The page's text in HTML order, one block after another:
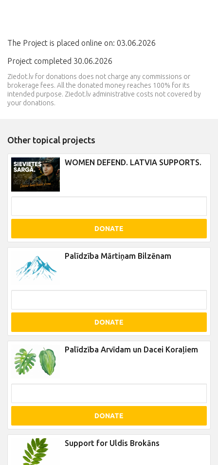
The Project is placed online on: 03.06.2026
Project completed 30.06.2026
Ziedot.lv for donations does not charge any commissions or
brokerage fees. All the donated money reaches 100% for its
intended purpose. Ziedot.lv administrative costs not covered by
your donations.
Other topical projects
WOMEN DEFEND. LATVIA SUPPORTS.
DONATE
Palīdzība Mārtiņam Bilzēnam
DONATE
Palīdzība Arvīdam un Dacei Koraļiem
DONATE
Support for Uldis Brokāns